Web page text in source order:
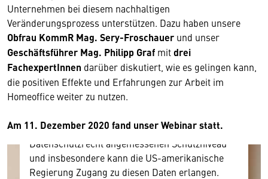
Unternehmen bei diesem nachhaltigen
Veränderungsprozess unterstützen. Dazu haben unsere
Obfrau KommR Mag. Sery-Froschauer und unser
Geschäftsführer Mag. Philipp Graf mitdrei
FachexpertInnen darüber diskutiert, wie es gelingen kann,
die positiven Effekte und Erfahrungen zur Arbeit im
Homeoffice weiter zu nutzen.
Am 11. Dezember 2020 fand unser Webinar statt.
Wir benötigen Ihre Zustimmung
Hier würden wir Ihnen gerne einen externen
Inhalt anzeigen. Dafür benötigen wir allerdings
Ihre Zustimmung, da Ihr Browser
personenbezogene technische Daten zu Geräten
und Nutzerverhalten mitunter mit US-
Diese Daten unterliegen keinem dem EU-
Datenschutzrecht angemessenen Schutzniveau
und insbesondere kann die US-amerikanische
Regierung Zugang zu diesen Daten erlangen.